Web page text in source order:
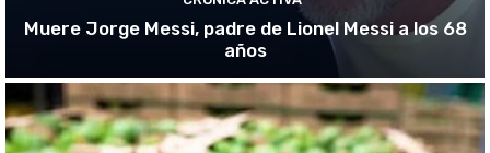
Muere Jorge Messi, padre de Lionel Messi a los 68
años